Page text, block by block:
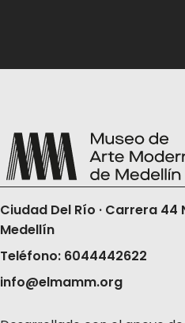
Ciudad Del Río · Carrera 44
Medellín
Teléfono: 6044442622
info@elmamm.org